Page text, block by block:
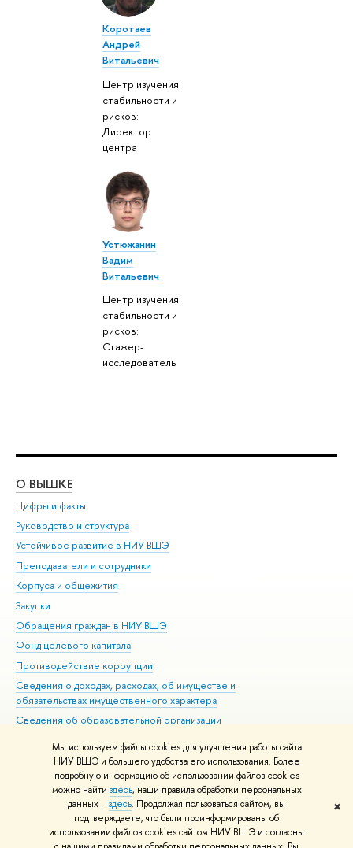
Мы используем файлы cookies для улучшения работы сайта
НИУ ВШЭ и большего удобства его использования. Более
подробную информацию об использовании файлов cookies
можно найти здесь, наши правила обработки персональных
данных –здесь. Продолжая пользоваться сайтом, вы
подтверждаете, что были проинформированы об
использовании файлов cookies сайтом НИУ ВШЭ и согласны
✖
Коротаев
Андрей
Витальевич
Центр изучения
стабильности и
рисков:
Директор
центра
Устюжанин
Вадим
Витальевич
Центр изучения
стабильности и
рисков:
Стажер-
исследователь
О ВЫШКЕ
Цифры и факты
Руководство и структура
Устойчивое развитие в НИУ ВШЭ
Преподаватели и сотрудники
Корпуса и общежития
Закупки
Обращения граждан в НИУ ВШЭ
Фонд целевого капитала
Противодействие коррупции
Сведения о доходах, расходах, об имуществе и
обязательствах имущественного характера
Сведения об образовательной организации
Людям с ограниченными возможностями здоровья
Единая платежная страница
Работа в Вышке
© НИУ ВШЭ 1993–2026 Адреса и контакты Условия использования